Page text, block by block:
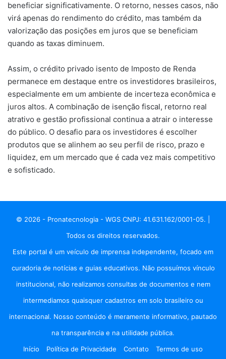
beneficiar significativamente. O retorno, nesses casos, não
virá apenas do rendimento do crédito, mas também da
valorização das posições em juros que se beneficiam
quando as taxas diminuem.
Assim, o crédito privado isento de Imposto de Renda
permanece em destaque entre os investidores brasileiros,
especialmente em um ambiente de incerteza econômica e
juros altos. A combinação de isenção fiscal, retorno real
atrativo e gestão profissional continua a atrair o interesse
do público. O desafio para os investidores é escolher
produtos que se alinhem ao seu perfil de risco, prazo e
liquidez, em um mercado que é cada vez mais competitivo
e sofisticado.
© 2026 - Pronatecnologia - WGS CNPJ: 41.631.162/0001-05. |
Todos os direitos reservados.
Este portal é um veículo de imprensa independente, focado em
curadoria de notícias e guias educativos. Não possuímos vínculo
institucional, não realizamos consultas de documentos e nem
intermediamos quaisquer cadastros em solo brasileiro ou
internacional. Nosso conteúdo é meramente informativo, pautado
na transparência e na utilidade pública.
Início
Política de Privacidade Contato Termos de uso